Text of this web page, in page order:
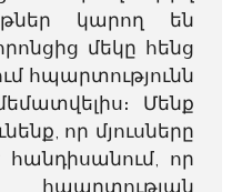
կարող են
մեկը հենց
հպարտությունն
Մենք
որ մյուսները
որ